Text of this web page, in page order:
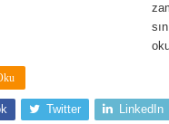
Twitter LinkedIn